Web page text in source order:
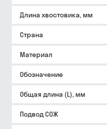
Длина хвостовика, мм
Страна
Материал
Обозначение
Общая длина (L), мм
Подвод СОЖ